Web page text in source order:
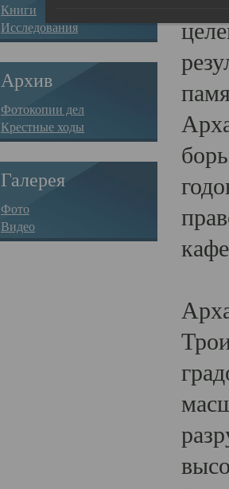
Книги
Исследования
Архив
Фотокопии дел
Крестные ходы
Галерея
Фото
Видео